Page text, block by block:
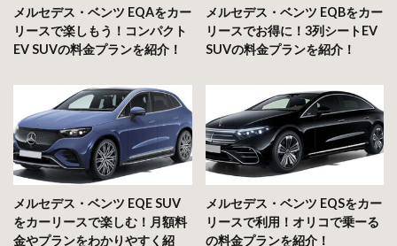
メルセデス・ベンツ EQAをカー
リースで楽しもう！コンパクト
EV SUVの料金プランを紹介！
メルセデス・ベンツ EQBをカー
リースでお得に！3列シートEV
SUVの料金プランを紹介！
メルセデス・ベンツ EQE SUV
をカーリースで楽しむ！月額料
金やプランをわかりやすく紹
メルセデス・ベンツ EQSをカー
リースで利用！オリコで乗ーる
の料金プランを紹介！